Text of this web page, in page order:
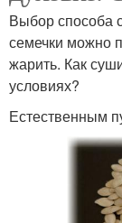
Выбор способа
семечки можно
жарить. Как
условиях?
Естественным